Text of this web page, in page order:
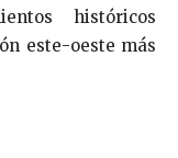
históricos
este-oeste más